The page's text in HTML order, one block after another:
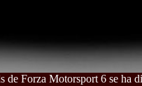
de Forza Motorsport 6 se ha